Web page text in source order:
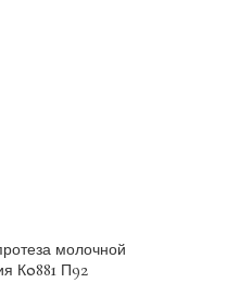
молочной
К0881 П92